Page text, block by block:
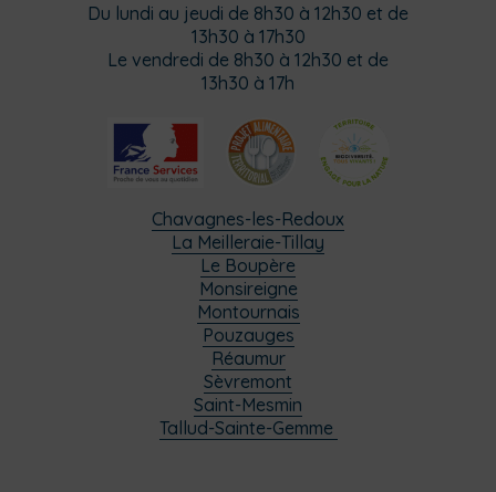
Du lundi au jeudi de 8h30 à 12h30 et de
13h30 à 17h30
Le vendredi de 8h30 à 12h30 et de
13h30 à 17h
Chavagnes-les-Redoux
La Meilleraie-Tillay
Le Boupère
Monsireigne
Montournais
Pouzauges
Réaumur
Sèvremont
Saint-Mesmin
Tallud-Sainte-Gemme